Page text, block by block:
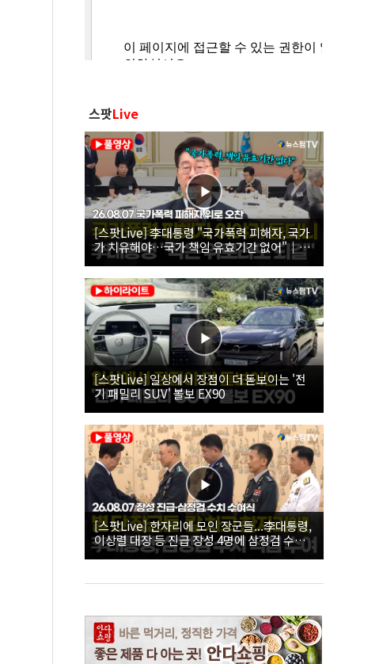
스팟Live
[스팟Live] 李대통령 "국가폭력 피해자, 국가
가 치유해야…국가 책임 유효기간 없어"｜
26.08.07 국가폭력 피해자 위로 오찬
[스팟Live] 일상에서 장점이 더 돋보이는 '전
기 패밀리 SUV' 볼보 EX90
[스팟Live] 한자리에 모인 장군들...李대통령,
이상렬 대장 등 진급 장성 4명에 삼정검 수치
직접 수여｜26.08.07 장성 진급·삼정검 수치